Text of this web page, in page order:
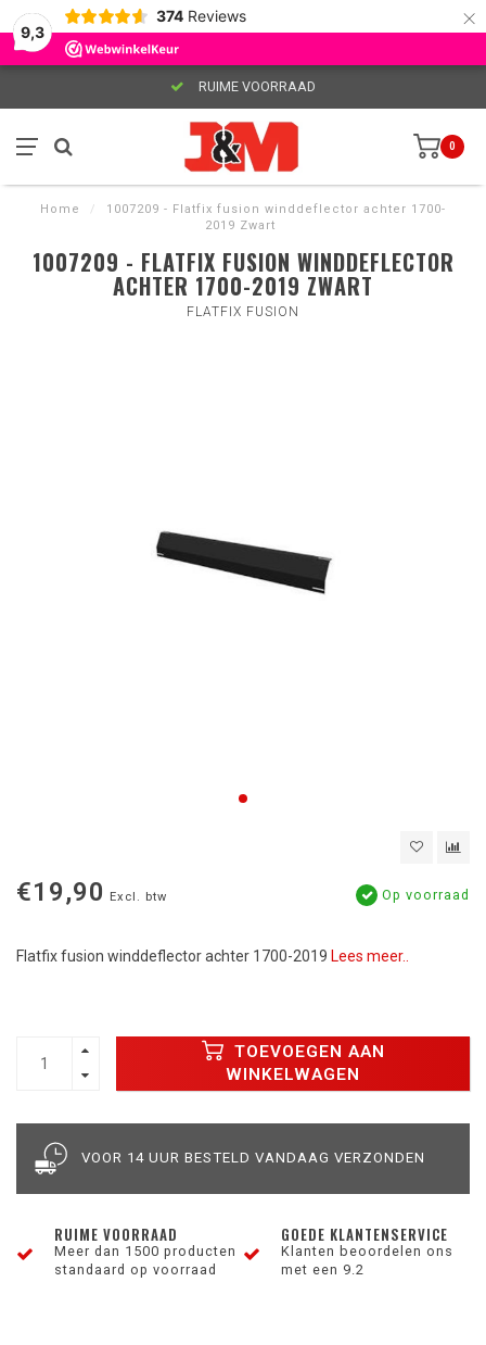
9,3
374 Reviews ×
RUIME VOORRAAD
0
Home /
1007209 - Flatfix fusion winddeflector achter 1700-
2019 Zwart
1007209 - FLATFIX FUSION WINDDEFLECTOR
ACHTER 1700-2019 ZWART
FLATFIX FUSION
€19,90 Excl. btw Op voorraad
Flatfix fusion winddeflector achter 1700-2019 Lees meer..
TOEVOEGEN AAN
WINKELWAGEN
VOOR 14 UUR BESTELD VANDAAG VERZONDEN
RUIME VOORRAAD
Meer dan 1500 producten
standaard op voorraad
GOEDE KLANTENSERVICE
Klanten beoordelen ons
met een 9.2